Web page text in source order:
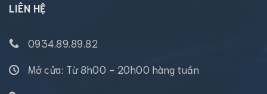
LIÊN HỆ
0934.89.89.82
Mở cửa: Từ 8h00 - 20h00 hàng tuần